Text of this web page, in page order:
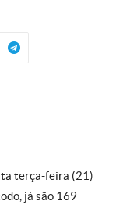
terça-feira (21)
já são 169